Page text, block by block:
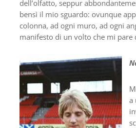
dell’olfatto, seppur
bensì il mio sguardo: ovunque
colonna, ad ogni muro, ad ogni
manifesto di un volto che mi pare
a